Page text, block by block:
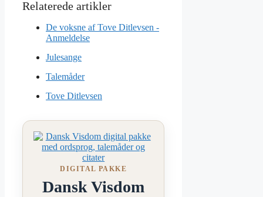
De voksne af Tove Ditlevsen -
Anmeldelse
Julesange
Talemåder
Tove Ditlevsen
DIGITAL PAKKE
Dansk Visdom